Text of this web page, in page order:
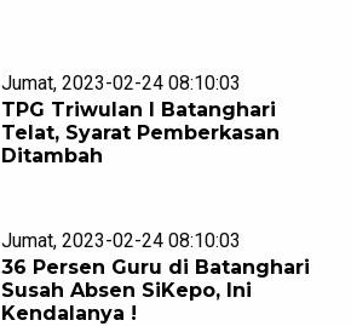
Jumat, 2023-02-24 08:10:03
TPG Triwulan I Batanghari
Telat, Syarat Pemberkasan
Ditambah
Jumat, 2023-02-24 08:10:03
36 Persen Guru di Batanghari
Susah Absen SiKepo, Ini
Kendalanya !